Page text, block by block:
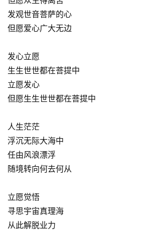
资
发观世音菩萨的心
但愿爱心广大无边
发心立愿
生生世世都在菩提中
立愿发心
但愿生生世世都在菩提中
人生茫茫
浮沉无际大海中
任由风浪漂浮
随境转向何去何从
立愿觉悟
寻思宇宙真理海
从此解脱业力